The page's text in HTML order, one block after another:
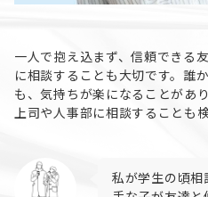
一人で抱え込まず、信頼できる
に相談することも大切です。誰
も、気持ちが楽になることがあ
上司や人事部に相談することも
私が学生の頃